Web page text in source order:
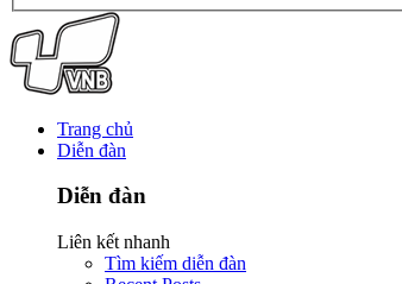
Trang chủ
Diễn đàn
Diễn đàn
Liên kết nhanh
Tìm kiếm diễn đàn